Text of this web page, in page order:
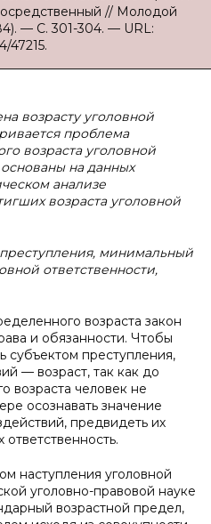
// Молодой
— С. 301-304. — URL:
47215.
возрасту уголовной
проблема
возраста уголовной
на данных
анализе
возраста уголовной
минимальный
ответственности,
возраста закон
и обязанности. Чтобы
субъектом преступления,
— возраст, так как до
возраста человек не
осознавать значение
предвидеть их
наступления уголовной
уголовно-правовой науке
возрастной предел,